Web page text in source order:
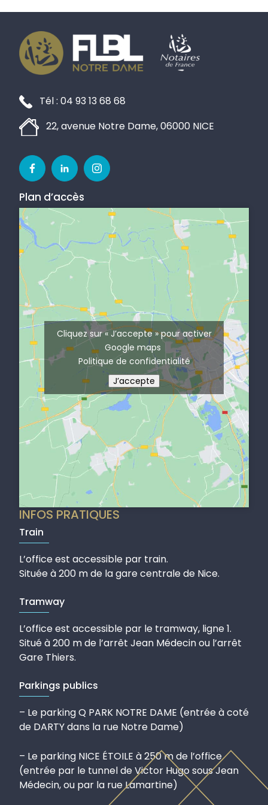
Tél : 04 93 13 68 68
22, avenue Notre Dame, 06000 NICE
F
c
b
o
L
n
k
d
I
g
r
Plan d’accès
Cliquez sur « J’accepte » pour activer
Google maps
Politique de confidentialité
J’accepte
INFOS PRATIQUES
Train
L’office est accessible par train.
Située à 200 m de la gare centrale de Nice.
Tramway
L’office est accessible par le tramway, ligne 1.
Situé à 200 m de l’arrêt Jean Médecin ou l’arrêt
Gare Thiers.
Parkings publics
– Le parking Q PARK NOTRE DAME (entrée à coté
de DARTY dans la rue Notre Dame)
– Le parking NICE ÉTOILE à 250 m de l’office
(entrée par le tunnel de Victor Hugo sous Jean
Médecin, ou par la rue Lamartine)